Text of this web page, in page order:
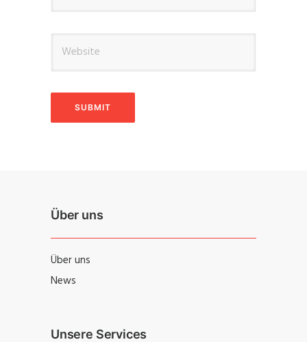
Über uns
Über uns
News
Unsere Services